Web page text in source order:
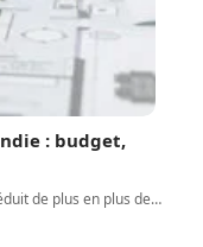
: budget,
de plus en plus de…